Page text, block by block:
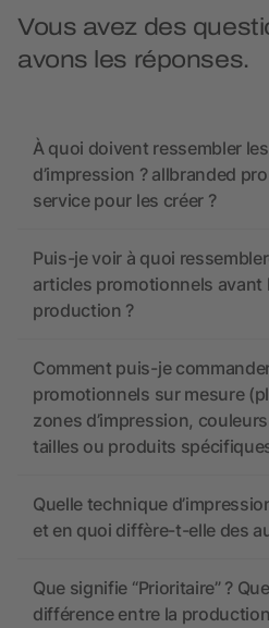
Vous avez des
avons les réponses.
À quoi doivent ressembler
d’impression ? allbranded
service pour les créer ?
Puis-je voir à quoi
articles promotionnels avant
production ?
Comment puis-je
promotionnels sur mesure
zones d’impression,
tailles ou produits
Quelle technique
et en quoi diffère-t-elle des
Que signifie “Prioritaire” ?
différence entre la